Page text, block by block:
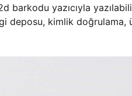
barkodu yazıcıyla
deposu, kimlik doğrulama,